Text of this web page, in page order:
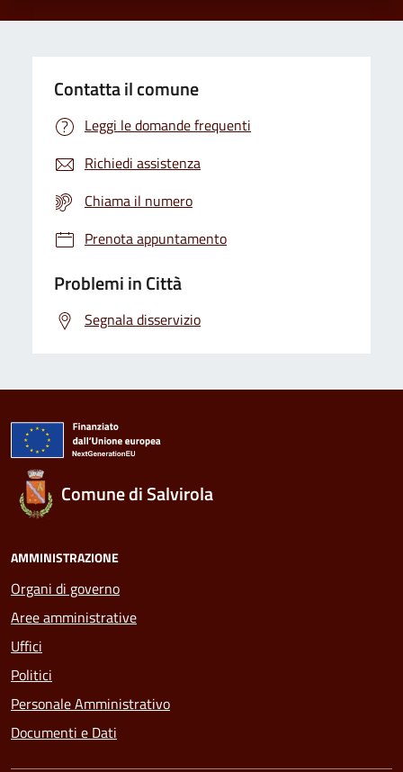
Contatta il comune
Leggi le domande frequenti
Richiedi assistenza
Chiama il numero
Prenota appuntamento
Problemi in Città
Segnala disservizio
Comune di Salvirola
AMMINISTRAZIONE
Organi di governo
Aree amministrative
Uffici
Politici
Personale Amministrativo
Documenti e Dati